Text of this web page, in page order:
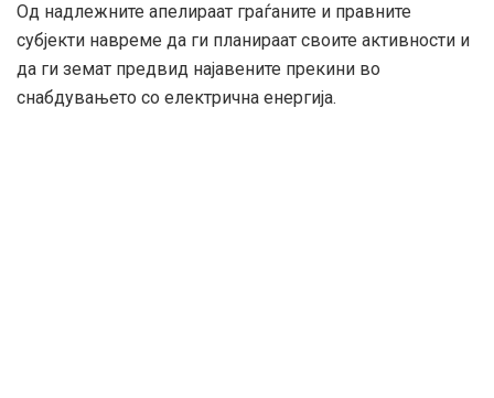
Од надлежните апелираат граѓаните и правните
субјекти навреме да ги планираат своите активности и
да ги земат предвид најавените прекини во
снабдувањето со електрична енергија.